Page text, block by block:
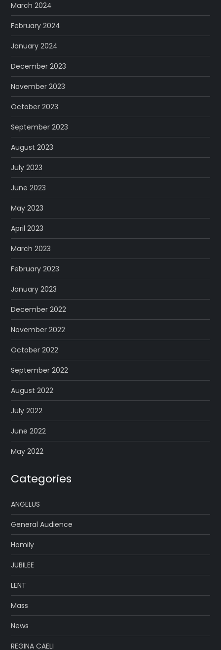
March 2024
February 2024
January 2024
December 2023
November 2023
October 2023
September 2023
August 2023
July 2023
June 2023
May 2023
April 2023
March 2023
February 2023
January 2023
December 2022
November 2022
October 2022
September 2022
August 2022
July 2022
June 2022
May 2022
Categories
ANGELUS
General Audience
Homily
JUBILEE
LENT
Mass
News
REGINA CAELI